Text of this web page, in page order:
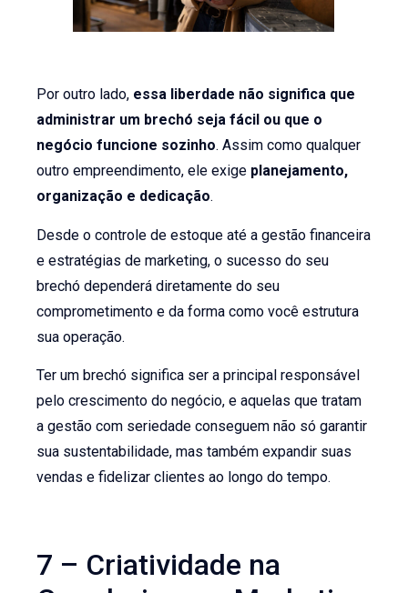
Por outro lado, essa liberdade não significa que
administrar um brechó seja fácil ou que o
negócio funcione sozinho. Assim como qualquer
outro empreendimento, ele exige planejamento,
organização e dedicação.
Desde o controle de estoque até a gestão financeira
e estratégias de marketing, o sucesso do seu
brechó dependerá diretamente do seu
comprometimento e da forma como você estrutura
sua operação.
Ter um brechó significa ser a principal responsável
pelo crescimento do negócio, e aquelas que tratam
a gestão com seriedade conseguem não só garantir
sua sustentabilidade, mas também expandir suas
vendas e fidelizar clientes ao longo do tempo.
7 – Criatividade na